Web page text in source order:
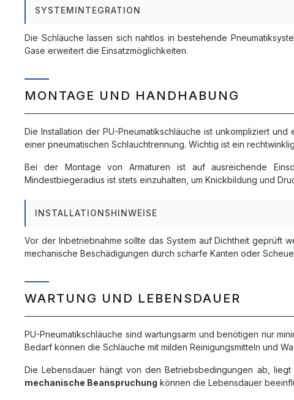
SYSTEMINTEGRATION
Die Schläuche lassen sich nahtlos in bestehende
Gase erweitert die Einsatzmöglichkeiten.
MONTAGE UND HANDHABUNG
Die Installation der PU-Pneumatikschläuche ist unkompliziert
einer pneumatischen Schlauchtrennung. Wichtig ist ein
Bei der Montage von Armaturen ist auf ausreichende
Mindestbiegeradius ist stets einzuhalten, um Knickbildung und
INSTALLATIONSHINWEISE
Vor der Inbetriebnahme sollte das System auf Dichtheit geprüft
mechanische Beschädigungen durch scharfe Kanten oder
WARTUNG UND LEBENSDAUER
PU-Pneumatikschläuche sind wartungsarm und benötigen nur
Bedarf können die Schläuche mit milden Reinigungsmitteln und
Die Lebensdauer hängt von den Betriebsbedingungen ab,
mechanische Beanspruchung können die Lebensdauer